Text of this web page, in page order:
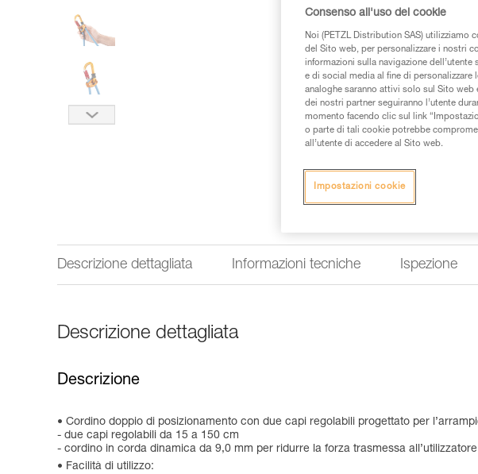
Descrizione dettagliata Informazioni tecniche Ispezione
Descrizione dettagliata
Descrizione
Cordino doppio di posizionamento con due capi regolabili progettato per
- due capi regolabili da 15 a 150 cm
- cordino in corda dinamica da 9,0 mm per ridurre la forza trasmessa
Facilità di utilizzo:
Consenso all'uso dei cookie
Noi (PETZL Distribution SAS) utilizziamo
del Sito web, per personalizzare i nostri
informazioni sulla navigazione
e di social media al fine di
analoghe saranno attivi solo sul Sito web
dei nostri partner seguiranno l’utente
momento facendo clic sul link
o parte di tali cookie potrebbe
all’utente di accedere al Sito web.
Impostazioni cookie